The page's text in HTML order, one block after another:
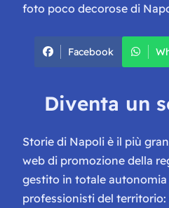
foto poco decorose di
Facebook
Diventa un
Storie di Napoli è il più
web di promozione della
gestito in totale
professionisti del